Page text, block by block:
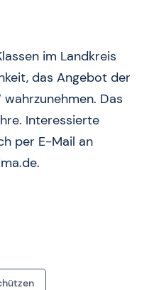
im Landkreis
das Angebot der
Das
Interessierte
per E-Mail an
.